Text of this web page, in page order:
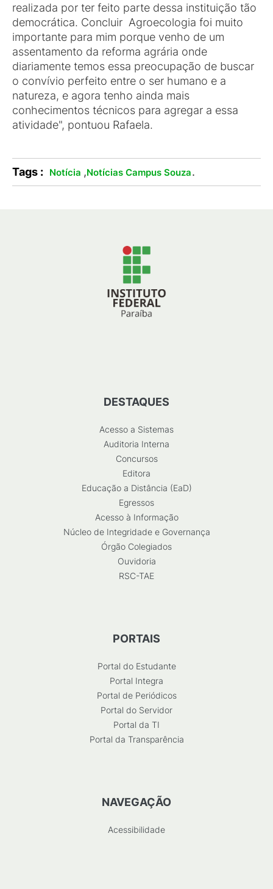
realizada por ter feito parte dessa instituição tão
democrática. Concluir Agroecologia foi muito
importante para mim porque venho de um
assentamento da reforma agrária onde
diariamente temos essa preocupação de buscar
o convívio perfeito entre o ser humano e a
natureza, e agora tenho ainda mais
conhecimentos técnicos para agregar a essa
atividade", pontuou Rafaela.
Tags : Notícia ,Notícias Campus Souza.
DESTAQUES
Acesso a Sistemas
Auditoria Interna
Concursos
Editora
Educação a Distância (EaD)
Egressos
Acesso à Informação
Núcleo de Integridade e Governança
Órgão Colegiados
Ouvidoria
RSC-TAE
PORTAIS
Portal do Estudante
Portal Integra
Portal de Periódicos
Portal do Servidor
Portal da TI
Portal da Transparência
NAVEGAÇÃO
Acessibilidade